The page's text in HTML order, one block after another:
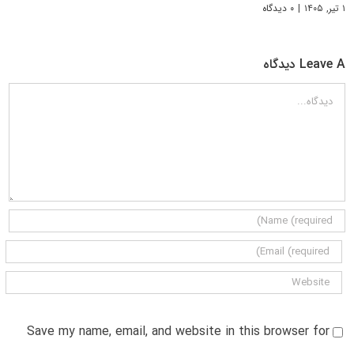
۱ تیر, ۱۴۰۵ | ۰ دیدگاه
Leave A دیدگاه
دیدگاه
Save my name, email, and website in this browser for